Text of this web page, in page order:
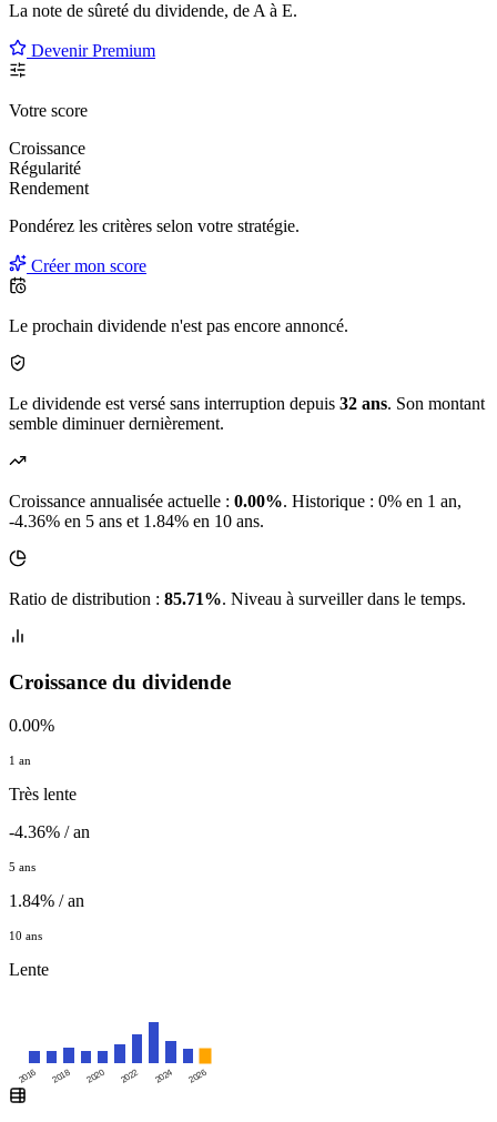
La note de sûreté du dividende, de A à E.
Devenir Premium
Votre score
Croissance
Régularité
Rendement
Pondérez les critères selon votre stratégie.
Créer mon score
Le prochain dividende n'est pas encore annoncé.
Le dividende est versé sans interruption depuis 32 ans. Son montant
semble diminuer dernièrement.
Croissance annualisée actuelle : 0.00%. Historique : 0% en 1 an,
-4.36% en 5 ans et 1.84% en 10 ans.
Ratio de distribution : 85.71%. Niveau à surveiller dans le temps.
Croissance du dividende
0.00%
1 an
Très lente
-4.36% / an
5 ans
1.84% / an
10 ans
Lente
2016 2018 2020 2022 2024 2026